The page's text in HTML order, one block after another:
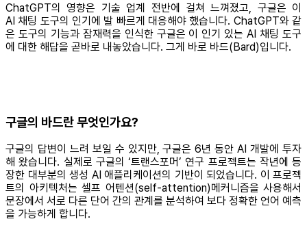
ChatGPT의 영향은 기술 업계 전반에 걸쳐 느껴졌고, 구글은 이
AI 채팅 도구의 인기에 발 빠르게 대응해야 했습니다. ChatGPT와 같
은 도구의 기능과 잠재력을 인식한 구글은 이 인기 있는 AI 채팅 도구
에 대한 해답을 곧바로 내놓았습니다. 그게 바로 바드(Bard)입니다.
구글의 바드란 무엇인가요?
구글의 답변이 느려 보일 수 있지만, 구글은 6년 동안 AI 개발에 투자
해 왔습니다. 실제로 구글의 ‘트랜스포머’ 연구 프로젝트는 작년에 등
장한 대부분의 생성 AI 애플리케이션의 기반이 되었습니다. 이 프로젝
트의 아키텍처는 셀프 어텐션(self-attention)메커니즘을 사용해서
문장에서 서로 다른 단어 간의 관계를 분석하여 보다 정확한 언어 예측
을 가능하게 합니다.